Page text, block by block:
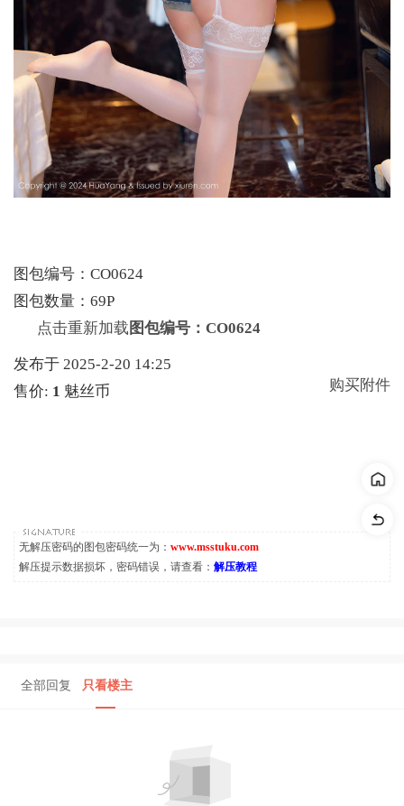
图包编号：CO0624
图包数量：69P
点击重新加载 图包编号：CO0624
发布于 2025-2-20 14:25
售价: 1 魅丝币 购买附件
无解压密码的图包密码统一为： www.msstuku.com
解压提示数据损坏，密码错误，请查看： 解压教程
全部回复 只看楼主